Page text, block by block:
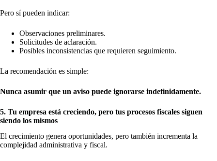
Pero sí pueden indicar:
Observaciones preliminares.
Solicitudes de aclaración.
Posibles inconsistencias que requieren seguimiento.
La recomendación es simple:
Nunca asumir que un aviso puede ignorarse indefinidamente.
5. Tu empresa está creciendo, pero tus procesos fiscales siguen
siendo los mismos
El crecimiento genera oportunidades, pero también incrementa la
complejidad administrativa y fiscal.